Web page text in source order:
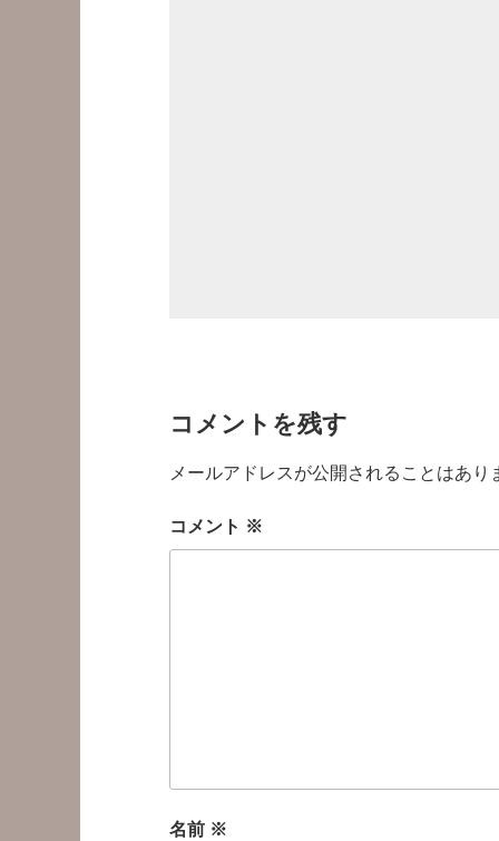
コメントを残す
メールアドレスが公開されることはあり
コメント ※
名前 ※